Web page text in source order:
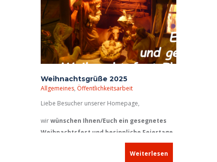
Weihnachtsgrüße 2025
Allgemeines, Öffentlichkeitsarbeit
Liebe Besucher unserer Homepage,
wirwünschen Ihnen/Euch ein gesegnetes
Weihnachtsfest und besinnliche Feiertage
Weiterlesen